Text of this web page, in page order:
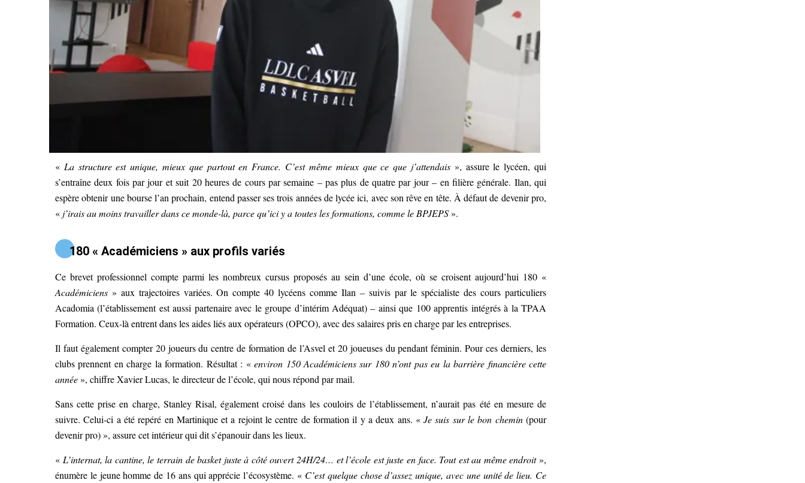
« La structure est unique, mieux que partout en France. C’est même mieux que ce que j’attendais», assure le lycéen, qui
s’entraîne deux fois par jour et suit 20 heures de cours par semaine – pas plus de quatre par jour – en filière générale. Ilan, qui
espère obtenir une bourse l’an prochain, entend passer ses trois années de lycée ici, avec son rêve en tête. À défaut de devenir pro,
« j’irais au moins travailler dans ce monde-là, parce qu’ici y a toutes les formations, comme le BPJEPS».
180 « Académiciens » aux profils variés
Ce brevet professionnel compte parmi les nombreux cursus proposés au sein d’une école, où se croisent aujourd’hui 180 «
Académiciens » aux trajectoires variées. On compte 40 lycéens comme Ilan – suivis par le spécialiste des cours particuliers
Acadomia (l’établissement est aussi partenaire avec le groupe d’intérim Adéquat) – ainsi que 100 apprentis intégrés à la TPAA
Formation. Ceux-là entrent dans les aides liés aux opérateurs (OPCO), avec des salaires pris en charge par les entreprises.
Il faut également compter 20 joueurs du centre de formation de l’Asvel et 20 joueuses du pendant féminin. Pour ces derniers, les
clubs prennent en charge la formation. Résultat : «environ 150 Académiciens sur 180 n’ont pas eu la barrière financière cette
année», chiffre Xavier Lucas, le directeur de l’école, qui nous répond par mail.
Sans cette prise en charge, Stanley Risal, également croisé dans les couloirs de l’établissement, n’aurait pas été en mesure de
suivre. Celui-ci a été repéré en Martinique et a rejoint le centre de formation il y a deux ans. «Je suis sur le bon chemin(pour
devenir pro) », assure cet intérieur qui dit s’épanouir dans les lieux.
« L’internat, la cantine, le terrain de basket juste à côté ouvert 24H/24… et l’école est juste en face. Tout est au même endroit»,
énumère le jeune homme de 16 ans qui apprécie l’écosystème. « C’est quelque chose d’assez unique, avec une unité de lieu. Ce